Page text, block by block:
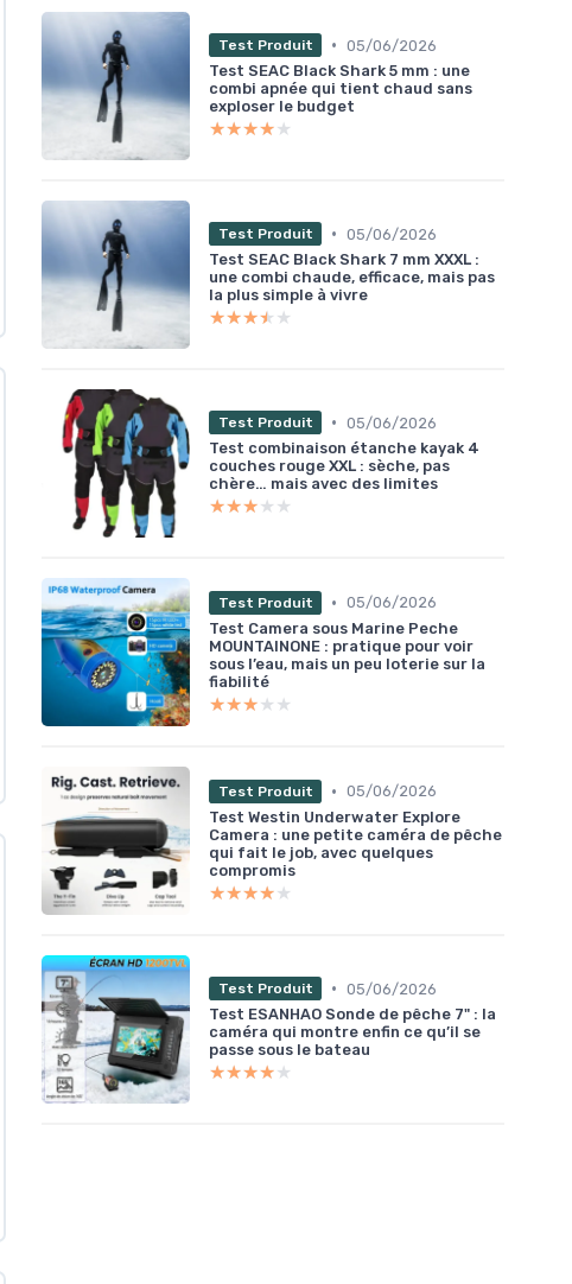
Test Produit • 05/06/2026
Test SEAC Black Shark 5 mm : une
combi apnée qui tient chaud sans
exploser le budget
★★★★★
★★★★★
Test Produit • 05/06/2026
Test SEAC Black Shark 7 mm XXXL :
une combi chaude, efficace, mais pas
la plus simple à vivre
★★★★★
★★★★★
Test Produit • 05/06/2026
Test combinaison étanche kayak 4
couches rouge XXL : sèche, pas
chère… mais avec des limites
★★★★★
★★★★★
Test Produit • 05/06/2026
Test Camera sous Marine Peche
MOUNTAINONE : pratique pour voir
sous l’eau, mais un peu loterie sur la
fiabilité
★★★★★
★★★★★
Test Produit • 05/06/2026
Test Westin Underwater Explore
Camera : une petite caméra de pêche
qui fait le job, avec quelques
compromis
★★★★★
★★★★★
Test Produit • 05/06/2026
Test ESANHAO Sonde de pêche 7" : la
caméra qui montre enfin ce qu’il se
passe sous le bateau
★★★★★
★★★★★